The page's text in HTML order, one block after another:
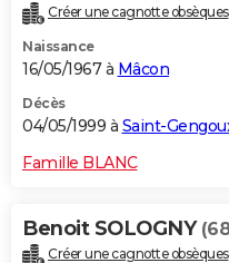
Créer une cagnotte obsèques
Naissance
16/05/1967 à Mâcon
Décès
04/05/1999 à Saint-
Famille BLANC
Benoit SOLOGNY
Créer une cagnotte obsèques